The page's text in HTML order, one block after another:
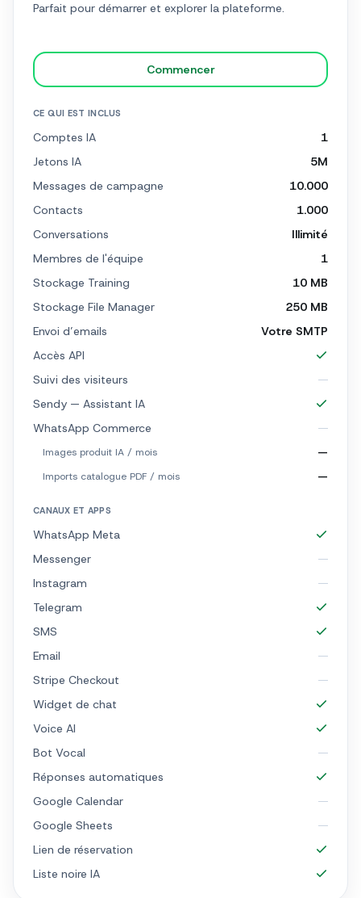
Parfait pour démarrer et explorer la plateforme.
Commencer
CE QUI EST INCLUS
Comptes IA
1
Jetons IA
5M
Messages de campagne
10.000
Contacts
1.000
Conversations
Illimité
Membres de l'équipe
1
Stockage Training
10 MB
Stockage File Manager
250 MB
Envoi d’emails
Votre SMTP
Accès API
Suivi des visiteurs
Sendy — Assistant IA
WhatsApp Commerce
Images produit IA / mois —
Imports catalogue PDF / mois —
CANAUX ET APPS
WhatsApp Meta
Messenger
Instagram
Telegram
SMS
Email
Stripe Checkout
Widget de chat
Voice AI
Bot Vocal
Réponses automatiques
Google Calendar
Google Sheets
Lien de réservation
Liste noire IA